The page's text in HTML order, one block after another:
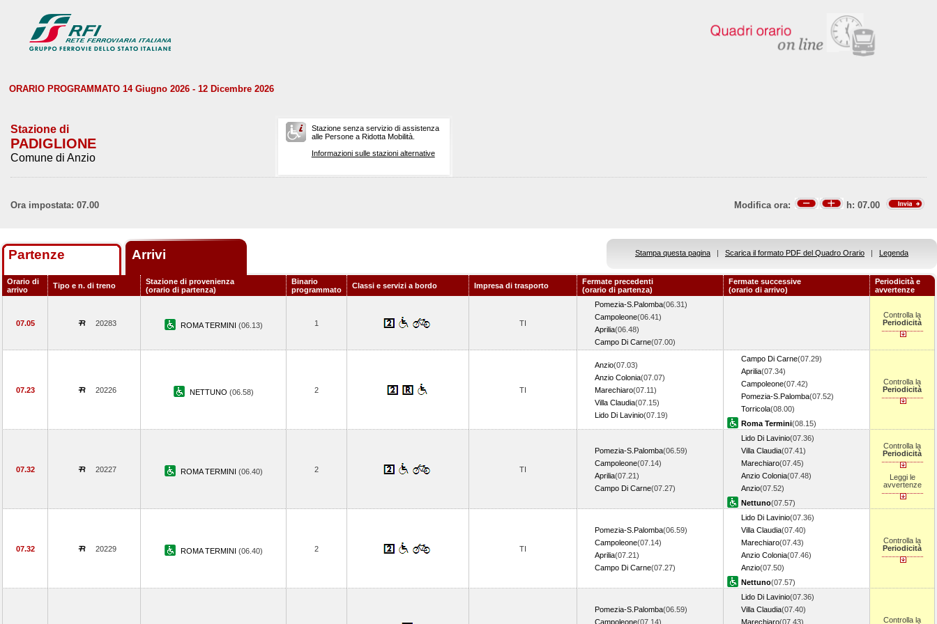
ORARIO PROGRAMMATO 14 Giugno 2026 - 12 Dicembre 2026
Stazione di
PADIGLIONE
Comune di Anzio
Stazione senza servizio di assistenza
alle Persone a Ridotta Mobilità.
Informazioni sulle stazioni alternative
Ora impostata: 07.00 Modifica ora: h: 07.00
Partenze Arrivi Stampa questa pagina | Scarica il formato PDF del Quadro Orario | Legenda
Orario di
arrivo
Tipo e n. di treno
Stazione di provenienza
(orario di partenza)
Binario
programmato
Classi e servizi a bordo Impresa di trasporto
Fermate precedenti
(orario di partenza)
Fermate successive
(orario di arrivo)
Periodicità e
avvertenze
07.05 20283 ROMA TERMINI (06.13) 1 TI
Pomezia-S.Palomba(06.31)
Campoleone(06.41)
Aprilia(06.48)
Campo Di Carne(07.00)
Controlla la
Periodicità
07.23 20226 NETTUNO (06.58) 2 TI
Anzio(07.03)
Anzio Colonia(07.07)
Marechiaro(07.11)
Villa Claudia(07.15)
Lido Di Lavinio(07.19)
Campo Di Carne(07.29)
Aprilia(07.34)
Campoleone(07.42)
Pomezia-S.Palomba(07.52)
Torricola(08.00)
Roma Termini(08.15)
Controlla la
Periodicità
07.32 20227 ROMA TERMINI (06.40) 2 TI
Pomezia-S.Palomba(06.59)
Campoleone(07.14)
Aprilia(07.21)
Campo Di Carne(07.27)
Lido Di Lavinio(07.36)
Villa Claudia(07.41)
Marechiaro(07.45)
Anzio Colonia(07.48)
Anzio(07.52)
Nettuno(07.57)
Controlla la
Periodicità
Leggi le
avvertenze
07.32 20229 ROMA TERMINI (06.40) 2 TI
Pomezia-S.Palomba(06.59)
Campoleone(07.14)
Aprilia(07.21)
Campo Di Carne(07.27)
Lido Di Lavinio(07.36)
Villa Claudia(07.40)
Marechiaro(07.43)
Anzio Colonia(07.46)
Anzio(07.50)
Nettuno(07.57)
Controlla la
Periodicità
Pomezia-S.Palomba(06.59)
Campoleone(07.14)
Lido Di Lavinio(07.36)
Villa Claudia(07.40)
Marechiaro(07.43)
Controlla la